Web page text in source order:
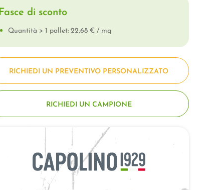
Fasce di sconto
Quantità > 1 pallet: 22,68 € / mq
RICHIEDI UN PREVENTIVO PERSONALIZZATO
RICHIEDI UN CAMPIONE